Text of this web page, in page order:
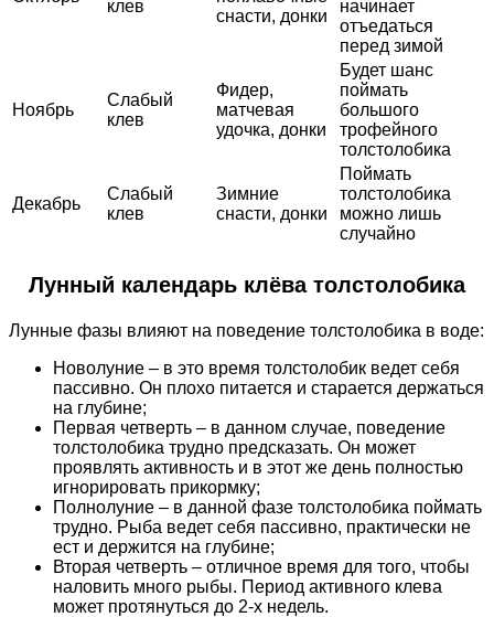
клев
снасти, донки
начинает
отъедаться
перед зимой
Ноябрь
Слабый
клев
Фидер,
матчевая
удочка, донки
Будет шанс
поймать
большого
трофейного
толстолобика
Декабрь
Слабый
клев
Зимние
снасти, донки
Поймать
толстолобика
можно лишь
случайно
Лунный календарь клёва толстолобика
Лунные фазы влияют на поведение толстолобика в воде:
Новолуние – в это время толстолобик ведет себя
пассивно. Он плохо питается и старается держаться
на глубине;
Первая четверть – в данном случае, поведение
толстолобика трудно предсказать. Он может
проявлять активность и в этот же день полностью
игнорировать прикормку;
Полнолуние – в данной фазе толстолобика поймать
трудно. Рыба ведет себя пассивно, практически не
ест и держится на глубине;
Вторая четверть – отличное время для того, чтобы
наловить много рыбы. Период активного клева
может протянуться до 2-х недель.